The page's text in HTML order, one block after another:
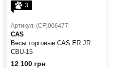
3
Артикул: (CF)006477
CAS
Весы торговые CAS ER JR
CBU-15
12 100 грн